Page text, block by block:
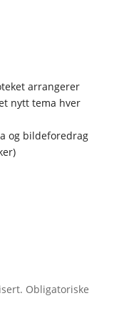
arrangerer
nytt tema hver
og bildeforedrag
Obligatoriske